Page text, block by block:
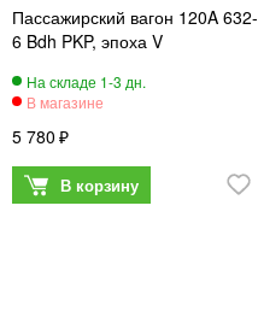
Пассажирский вагон 120A 632-
6 Bdh PKP, эпоха V
5 780